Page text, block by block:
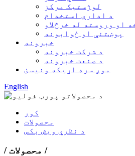
لوژستیک مرکز
د ادارې استخدام
او وروسته له خرڅلاو
پوښتنې او ځوابونه
خبرونه
د شرکت خبرونه
د صنعت خبرونه
موږ سره اړیکه ونیسئ
English
کور
محصولات
د نظري ویش بکس
/ محصولات /